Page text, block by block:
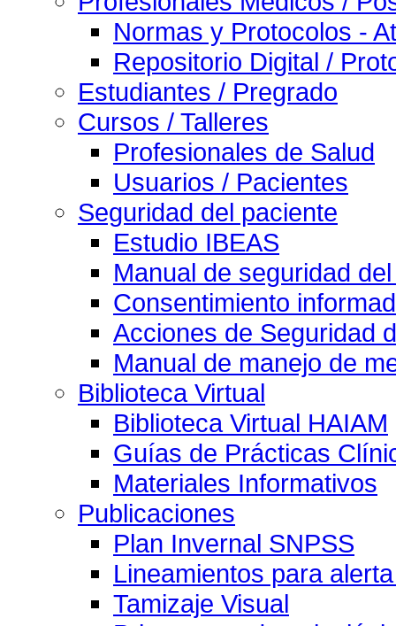
Normas y Protocolos -
Repositorio Digital /
Estudiantes / Pregrado
Cursos / Talleres
Profesionales de Salud
Usuarios / Pacientes
Seguridad del paciente
Estudio IBEAS
Manual de seguridad
Consentimiento
Acciones de Seguridad
Manual de manejo de
Biblioteca Virtual
Biblioteca Virtual HAIAM
Guías de Prácticas
Materiales Informativos
Publicaciones
Plan Invernal SNPSS
Lineamientos para
Tamizaje Visual